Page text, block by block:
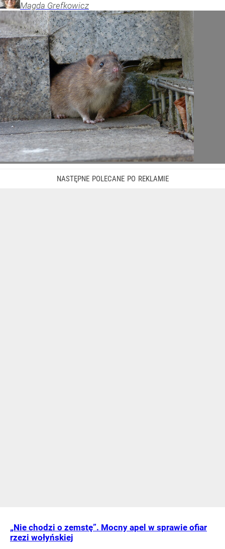
Magda Grefkowicz
„Nie chodzi o zemstę”. Mocny apel w sprawie ofiar
rzezi wołyńskiej